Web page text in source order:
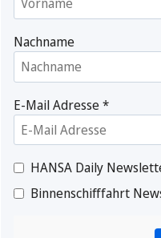
Nachname
E-Mail Adresse*
HANSA Daily
Binnenschifffahrt